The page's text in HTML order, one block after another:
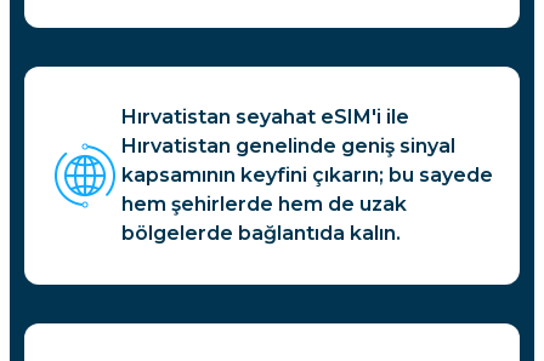
Hırvatistan seyahat eSIM'i ile
Hırvatistan genelinde geniş sinyal
kapsamının keyfini çıkarın; bu sayede
hem şehirlerde hem de uzak
bölgelerde bağlantıda kalın.